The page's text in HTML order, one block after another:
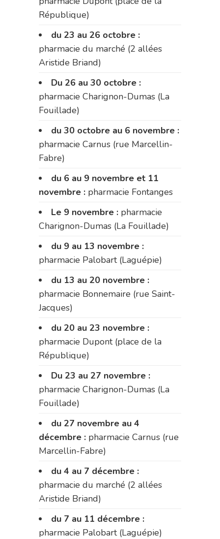
République)
du 23 au 26 octobre :
pharmacie du marché (2 allées
Aristide Briand)
Du 26 au 30 octobre :
pharmacie Charignon-Dumas (La
Fouillade)
du 30 octobre au 6 novembre :
pharmacie Carnus (rue Marcellin-
Fabre)
du 6 au 9 novembre et 11
novembre : pharmacie Fontanges
Le 9 novembre : pharmacie
Charignon-Dumas (La Fouillade)
du 9 au 13 novembre :
pharmacie Palobart (Laguépie)
du 13 au 20 novembre :
pharmacie Bonnemaire (rue Saint-
Jacques)
du 20 au 23 novembre :
pharmacie Dupont (place de la
République)
Du 23 au 27 novembre :
pharmacie Charignon-Dumas (La
Fouillade)
du 27 novembre au 4
décembre : pharmacie Carnus (rue
Marcellin-Fabre)
du 4 au 7 décembre :
pharmacie du marché (2 allées
Aristide Briand)
du 7 au 11 décembre :
pharmacie Palobart (Laguépie)